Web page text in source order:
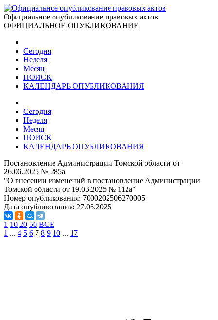
Официальное опубликование правовых актов
ОФИЦИАЛЬНОЕ ОПУБЛИКОВАНИЕ
Сегодня
Неделя
Месяц
ПОИСК
КАЛЕНДАРЬ ОПУБЛИКОВАНИЯ
Сегодня
Неделя
Месяц
ПОИСК
КАЛЕНДАРЬ ОПУБЛИКОВАНИЯ
Постановление Администрации Томской области от
26.06.2025 № 285а
"О внесении изменений в постановление Администрации
Томской области от 19.03.2025 № 112а"
Номер опубликования: 7000202506270005
Дата опубликования: 27.06.2025
1 10 20 50 ВСЕ
1 ... 4 5 6 7 8 9 10 ... 17